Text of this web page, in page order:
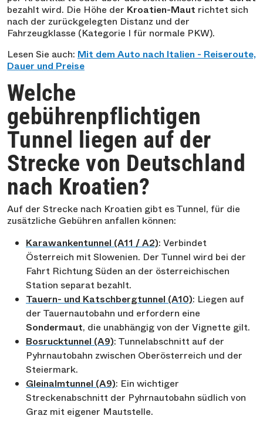
bezahlt wird. Die Höhe der Kroatien-Maut richtet sich
nach der zurückgelegten Distanz und der
Fahrzeugklasse (Kategorie I für normale PKW).
Lesen Sie auch: Mit dem Auto nach Italien - Reiseroute,
Dauer und Preise
Welche
gebührenpflichtigen
Tunnel liegen auf der
Strecke von Deutschland
nach Kroatien?
Auf der Strecke nach Kroatien gibt es Tunnel, für die
zusätzliche Gebühren anfallen können:
Karawankentunnel (A11 / A2): Verbindet
Österreich mit Slowenien. Der Tunnel wird bei der
Fahrt Richtung Süden an der österreichischen
Station separat bezahlt.
Tauern- und Katschbergtunnel (A10): Liegen auf
der Tauernautobahn und erfordern eine
Sondermaut, die unabhängig von der Vignette gilt.
Bosrucktunnel (A9): Tunnelabschnitt auf der
Pyhrnautobahn zwischen Oberösterreich und der
Steiermark.
Gleinalmtunnel (A9): Ein wichtiger
Streckenabschnitt der Pyhrnautobahn südlich von
Graz mit eigener Mautstelle.